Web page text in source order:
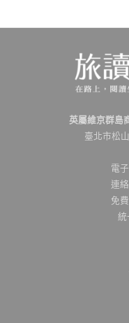
英屬維京群島
臺北市松
電
連
免
統